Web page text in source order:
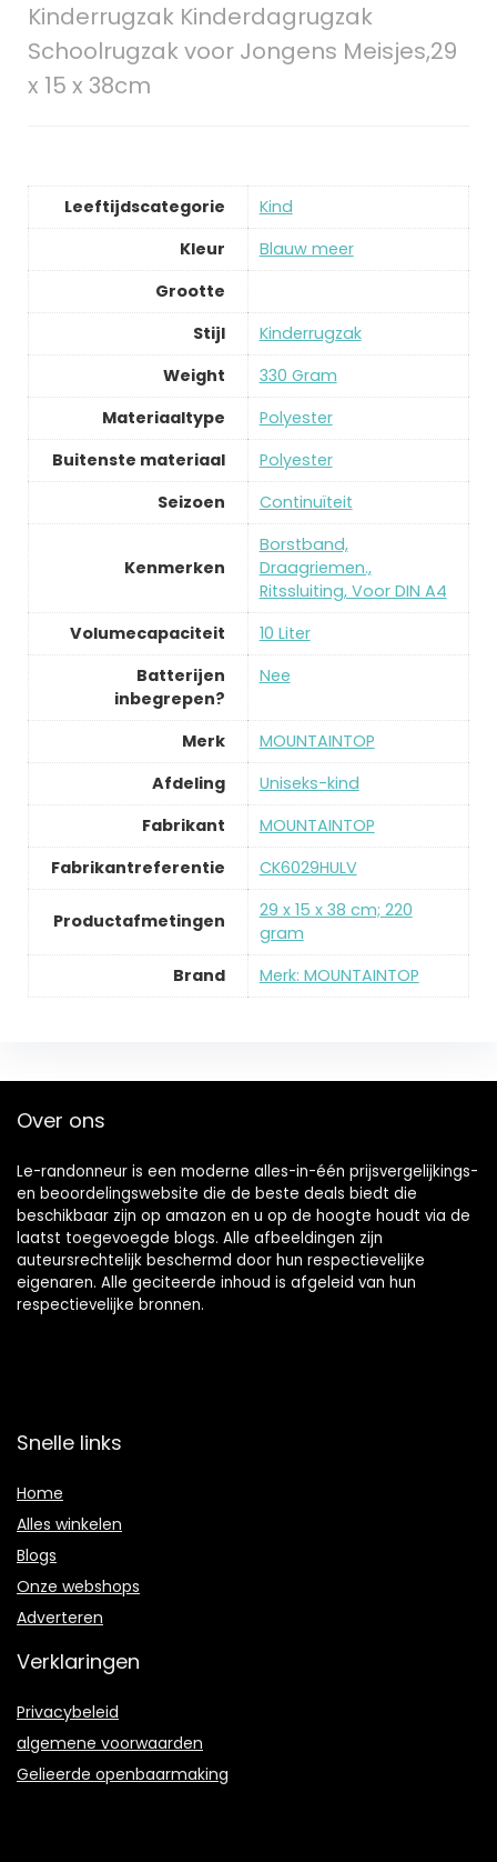
Kinderrugzak Kinderdagrugzak
Schoolrugzak voor Jongens Meisjes,29
x 15 x 38cm
Leeftijdscategorie
‎Kind
Kleur
‎Blauw meer
Grootte
Stijl
‎Kinderrugzak
Weight
‎330 Gram
Materiaaltype
‎Polyester
Buitenste materiaal
‎Polyester
Seizoen
‎Continuïteit
Kenmerken
‎Borstband,
Draagriemen.,
Ritssluiting, Voor DIN A4
Volumecapaciteit
‎10 Liter
Batterijen
inbegrepen?
‎Nee
Merk
‎MOUNTAINTOP
Afdeling
‎Uniseks-kind
Fabrikant
‎MOUNTAINTOP
Fabrikantreferentie
‎CK6029HULV
Productafmetingen
‎29 x 15 x 38 cm; 220
gram
Brand
Merk: MOUNTAINTOP
Over ons
Le-randonneur is een moderne alles-in-één prijsvergelijkings-
en beoordelingswebsite die de beste deals biedt die
beschikbaar zijn op amazon en u op de hoogte houdt via de
laatst toegevoegde blogs. Alle afbeeldingen zijn
auteursrechtelijk beschermd door hun respectievelijke
eigenaren. Alle geciteerde inhoud is afgeleid van hun
respectievelijke bronnen.
Snelle links
Home
Alles winkelen
Blogs
Onze webshops
Adverteren
Verklaringen
Privacybeleid
algemene voorwaarden
Gelieerde openbaarmaking